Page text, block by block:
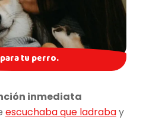
tu perro.
inmediata
escuchaba que ladrabay